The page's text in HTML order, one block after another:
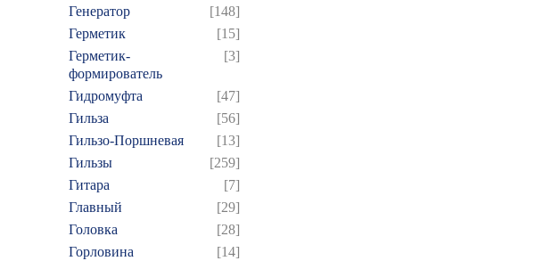
Генератор
[148]
Герметик
[15]
Герметик-
формирователь
[3]
Гидромуфта
[47]
Гильза
[56]
Гильзо-Поршневая
[13]
Гильзы
[259]
Гитара
[7]
Главный
[29]
Головка
[28]
Горловина
[14]